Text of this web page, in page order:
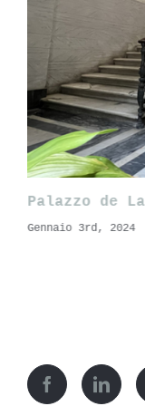
Mercato del
Luglio 7th, 2023